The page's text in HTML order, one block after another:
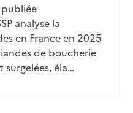
analyse la
en France en 2025
de boucherie
éla…